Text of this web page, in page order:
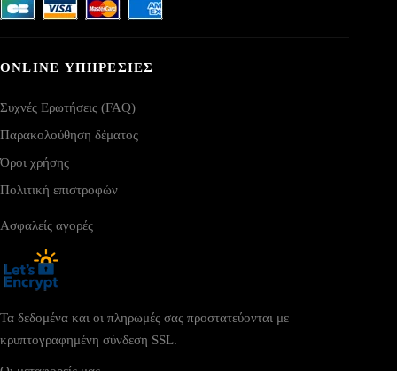
ONLINE ΥΠΗΡΕΣΙΕΣ
Συχνές Ερωτήσεις (FAQ)
Παρακολούθηση δέματος
Όροι χρήσης
Πολιτική επιστροφών
Ασφαλείς αγορές
Τα δεδομένα και οι πληρωμές σας προστατεύονται με
κρυπτογραφημένη σύνδεση SSL.